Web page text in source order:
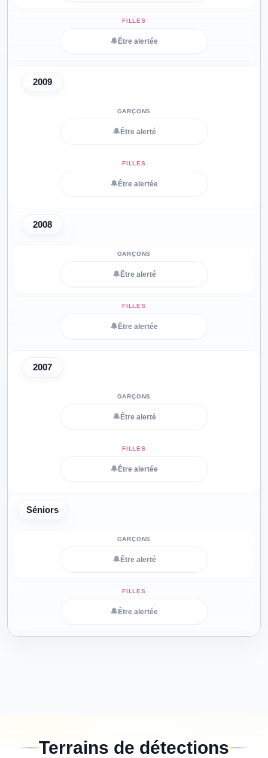
Terrains de détections
🔔 Être alertée
2009
🔔 Être alerté
🔔 Être alertée
2008
🔔 Être alerté
🔔 Être alertée
2007
🔔 Être alerté
🔔 Être alertée
Séniors
🔔 Être alerté
🔔 Être alertée